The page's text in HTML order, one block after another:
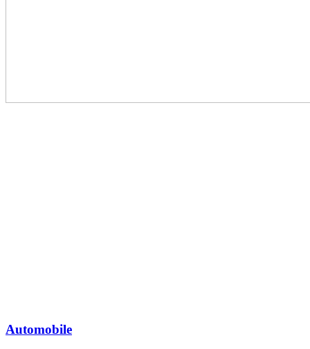
Automobile